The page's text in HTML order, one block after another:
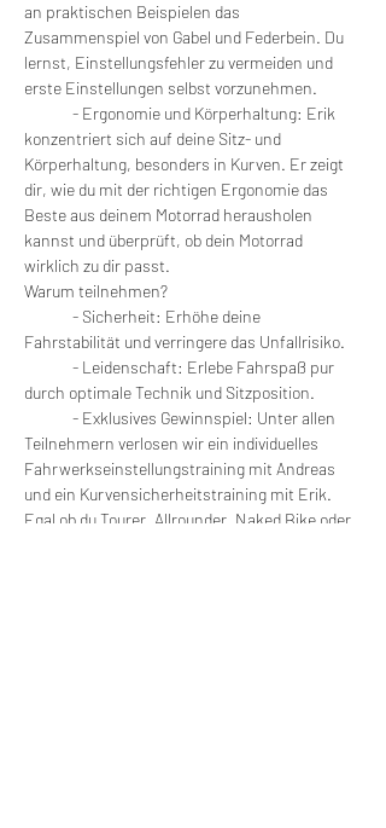
an praktischen Beispielen das
Zusammenspiel von Gabel und Federbein. Du
lernst, Einstellungsfehler zu vermeiden und
erste Einstellungen selbst vorzunehmen.
konzentriert sich auf deine Sitz- und
Körperhaltung, besonders in Kurven. Er zeigt
dir, wie du mit der richtigen Ergonomie das
Beste aus deinem Motorrad herausholen
kannst und überprüft, ob dein Motorrad
wirklich zu dir passt.
Warum teilnehmen?
Fahrstabilität und verringere das Unfallrisiko.
durch optimale Technik und Sitzposition.
Teilnehmern verlosen wir ein individuelles
Fahrwerkseinstellungstraining mit Andreas
und ein Kurvensicherheitstraining mit Erik.
Egal ob du Tourer, Allrounder, Naked Bike oder